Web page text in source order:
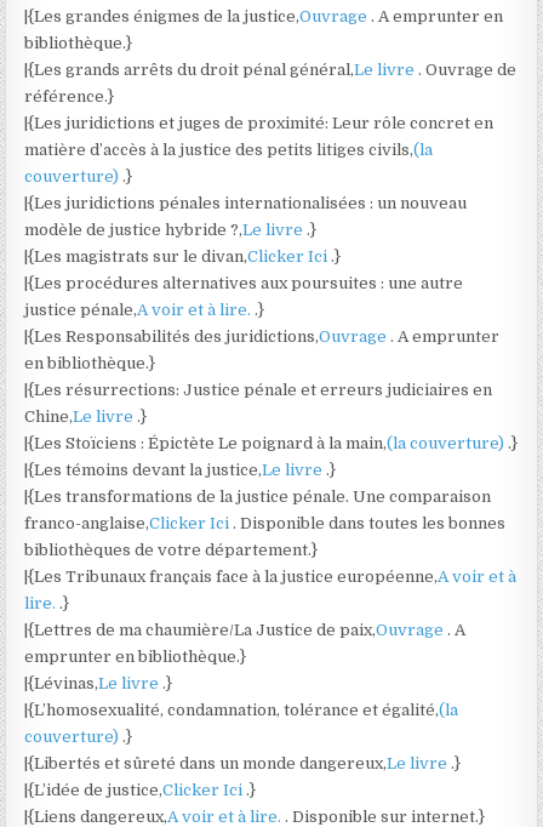
|{Les grandes énigmes de la justice,Ouvrage. A emprunter en
bibliothèque.}
|{Les grands arrêts du droit pénal général,Le livre. Ouvrage de
référence.}
|{Les juridictions et juges de proximité: Leur rôle concret en
matière d’accès à la justice des petits litiges civils,(la
couverture).}
|{Les juridictions pénales internationalisées : un nouveau
modèle de justice hybride ?,Le livre.}
|{Les magistrats sur le divan,Clicker Ici.}
|{Les procédures alternatives aux poursuites : une autre
justice pénale,A voir et à lire..}
|{Les Responsabilités des juridictions,Ouvrage. A emprunter
en bibliothèque.}
|{Les résurrections: Justice pénale et erreurs judiciaires en
Chine,Le livre.}
|{Les Stoïciens : Épictète Le poignard à la main,(la couverture).}
|{Les témoins devant la justice,Le livre.}
|{Les transformations de la justice pénale. Une comparaison
franco-anglaise,Clicker Ici. Disponible dans toutes les bonnes
bibliothèques de votre département.}
|{Les Tribunaux français face à la justice européenne,A voir et à
lire..}
|{Lettres de ma chaumière/La Justice de paix,Ouvrage. A
emprunter en bibliothèque.}
|{Lévinas,Le livre.}
|{L’homosexualité, condamnation, tolérance et égalité,(la
couverture).}
|{Libertés et sûreté dans un monde dangereux,Le livre.}
|{L’idée de justice,Clicker Ici.}
|{Liens dangereux,A voir et à lire.. Disponible sur internet.}